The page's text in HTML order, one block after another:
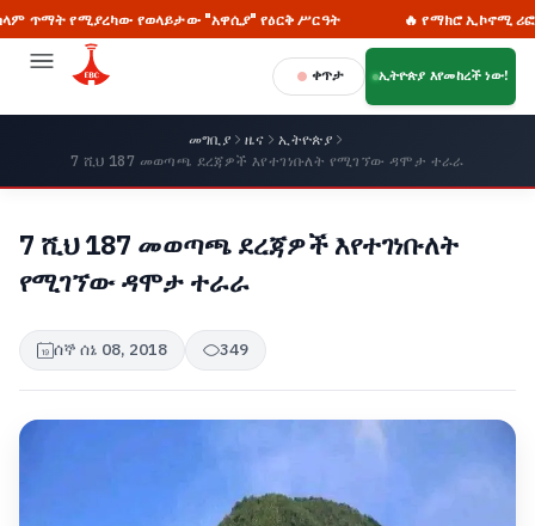
የወላይታው "አዋሲያ" የዕርቅ ሥርዓት 🔥 የማክሮ ኢኮኖሚ ሪፎርሙንና
ቀጥታ ኢትዮጵያ እየመከረች ነው!
መግቢያ ዜና
ኢትዮጵያ
7 ሺህ 187 መወጣጫ ደረጃዎች እየተገነቡለት የሚገኘው ዳሞታ ተራራ
7 ሺህ 187 መወጣጫ ደረጃዎች እየተገነቡለት
የሚገኘው ዳሞታ ተራራ
ሰኞ ሰኔ 08, 2018 349